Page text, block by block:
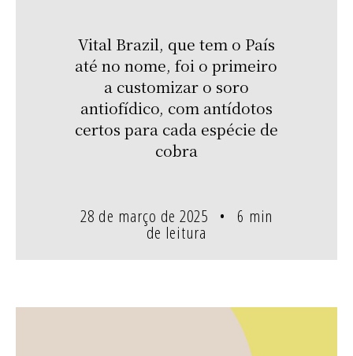
Vital Brazil, que tem o País
até no nome, foi o primeiro
a customizar o soro
antiofídico, com antídotos
certos para cada espécie de
cobra
28 de março de 2025 6 min
de leitura